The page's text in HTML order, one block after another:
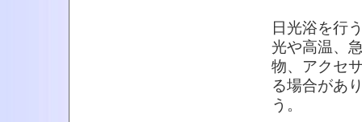
日光浴を行
光や高温、
物、アクセ
る場合があ
う。